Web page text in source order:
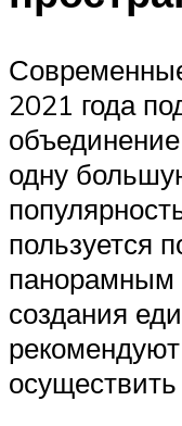
2021 года
одну
пользуется
панорамным
создания